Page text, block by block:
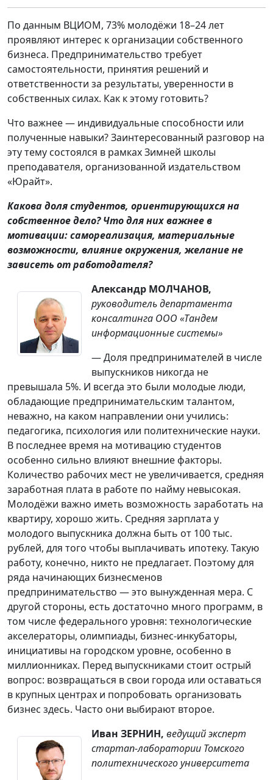
По данным ВЦИОМ, 73% молодёжи 18–24 лет
проявляют интерес к организации собственного
бизнеса. Предпринимательство требует
самостоятельности, принятия решений и
ответственности за результаты, уверенности в
собственных силах. Как к этому готовить?
Что важнее — индивидуальные способности или
полученные навыки? Заинтересованный разговор на
эту тему состоялся в рамках Зимней школы
преподавателя, организованной издательством
«Юрайт».
Какова доля студентов, ориентирующихся на
собственное дело? Что для них важнее в
мотивации: самореализация, материальные
возможности, влияние окружения, желание не
зависеть от работодателя?
Александр МОЛЧАНОВ,
руководитель департамента
консалтинга ООО «Тандем
информационные системы»
— Доля предпринимателей в числе
выпускников никогда не
превышала 5%. И всегда это были молодые люди,
обладающие предпринимательским талантом,
неважно, на каком направлении они учились:
педагогика, психология или политехнические науки.
В последнее время на мотивацию студентов
особенно сильно влияют внешние факторы.
Количество рабочих мест не увеличивается, средняя
заработная плата в работе по найму невысокая.
Молодёжи важно иметь возможность заработать на
квартиру, хорошо жить. Средняя зарплата у
молодого выпускника должна быть от 100 тыс.
рублей, для того чтобы выплачивать ипотеку. Такую
работу, конечно, никто не предлагает. Поэтому для
ряда начинающих бизнесменов
предпринимательство — это вынужденная мера. С
другой стороны, есть достаточно много программ, в
том числе федерального уровня: технологические
акселераторы, олимпиады, бизнес-инкубаторы,
инициативы на городском уровне, особенно в
миллионниках. Перед выпускниками стоит острый
вопрос: возвращаться в свои города или оставаться
в крупных центрах и попробовать организовать
бизнес здесь. Часто они выбирают второе.
Иван ЗЕРНИН, ведущий эксперт
стартап-лаборатории Томского
политехнического университета